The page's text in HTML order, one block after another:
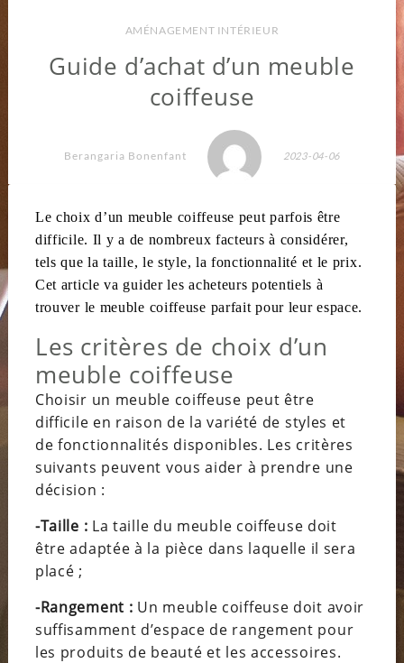
AMÉNAGEMENT INTÉRIEUR
Guide d’achat d’un meuble
coiffeuse
Berangaria Bonenfant 2023-04-06
Le choix d’un meuble coiffeuse peutparfois être
difficile. Il y a de nombreux facteurs à considérer,
tels que la taille, le style, la fonctionnalité et le prix.
Cet article va guider les acheteurs potentiels à
trouver le meuble coiffeuse parfait pour leur espace.
Les critères de choix d’un
meuble coiffeuse
Choisir un meuble coiffeuse peut être
difficile en raison de la variété de styles et
de fonctionnalités disponibles. Les critères
suivants peuvent vous aider à prendre une
décision :
-Taille : La taille du meuble coiffeuse doit
être adaptée à la pièce dans laquelle il sera
placé ;
-Rangement : Un meuble coiffeuse doit avoir
suffisamment d’espace de rangement pour
les produits de beauté et les accessoires.